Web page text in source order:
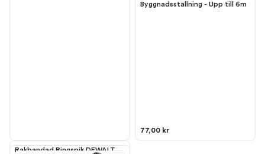
Rakbandad Ringspik DEWALT
Byggnadsställning - Upp till 6m
77,00 kr